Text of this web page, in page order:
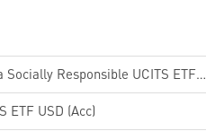
UBS (Irl) ETF plc - UBS MSCI EM ex China Socially Responsible UCITS ETF USD acc
ETF USD (Acc)